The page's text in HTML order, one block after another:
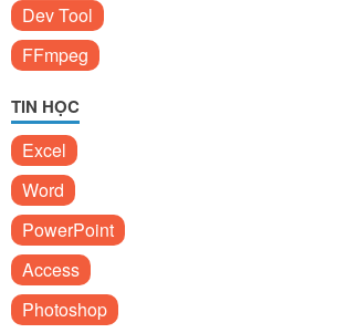
Dev Tool
FFmpeg
TIN HỌC
Excel
Word
PowerPoint
Access
Photoshop